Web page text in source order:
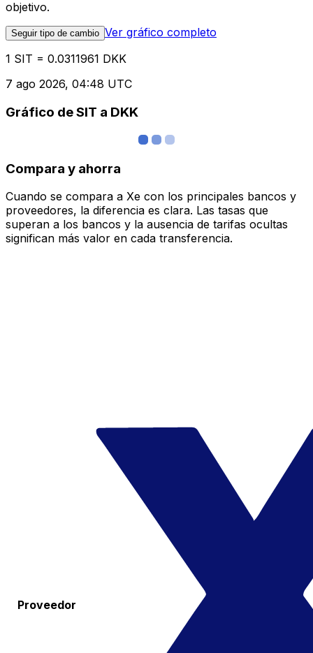
objetivo.
Seguir tipo de cambio Ver gráfico completo
1 SIT = 0.0311961 DKK
7 ago 2026, 04:48 UTC
Gráfico de SIT a DKK
Compara y ahorra
Cuando se compara a Xe con los principales bancos y
proveedores, la diferencia es clara. Las tasas que
superan a los bancos y la ausencia de tarifas ocultas
significan más valor en cada transferencia.
Proveedor